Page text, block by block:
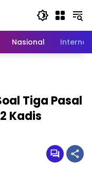
Nasional
Tiga Pasal
Kadis